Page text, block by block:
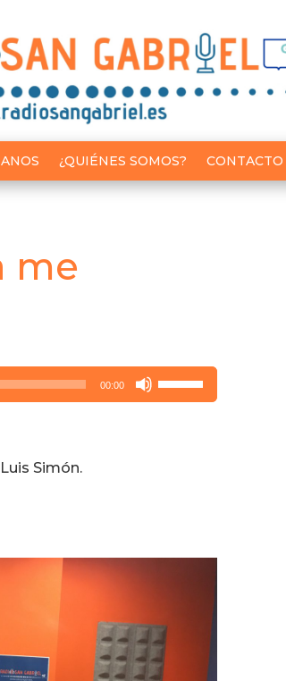
¿QUIÉNES SOMOS? CONTACTO
me
00:00
volumen.
Simón.